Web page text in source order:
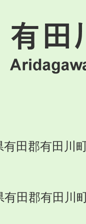
田郡有田川
田郡有田川